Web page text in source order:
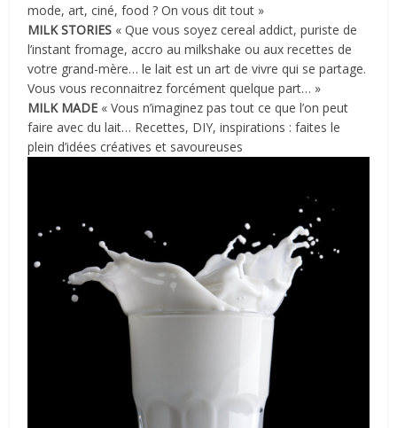
mode, art, ciné, food ? On vous dit tout »
MILK STORIES « Que vous soyez cereal addict, puriste de
l’instant fromage, accro au milkshake ou aux recettes de
votre grand-mère… le lait est un art de vivre qui se partage.
Vous vous reconnaitrez forcément quelque part… »
MILK MADE « Vous n’imaginez pas tout ce que l’on peut
faire avec du lait… Recettes, DIY, inspirations : faites le
plein d’idées créatives et savoureuses